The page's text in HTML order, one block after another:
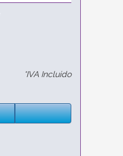
*IVA Incluido